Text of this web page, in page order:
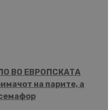
ВО ЕВРОПСКАТА
на парите, а